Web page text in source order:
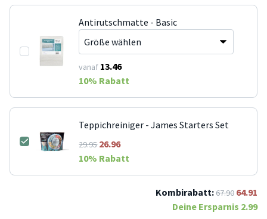
Antirutschmatte - Basic
vanaf 13.46
10% Rabatt
Teppichreiniger - James Starters Set
29.9526.96
10% Rabatt
Kombirabatt:67.90 64.91
Deine Ersparnis 2.99